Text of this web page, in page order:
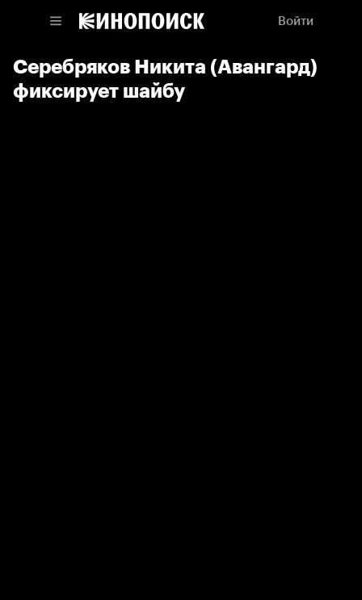
Войти
Серебряков Никита (Авангард)
фиксирует шайбу